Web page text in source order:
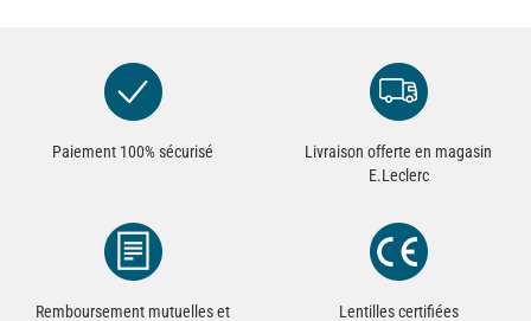
Paiement 100% sécurisé
Livraison offerte en magasin
E.Leclerc
Remboursement mutuelles et
Lentilles certifiées